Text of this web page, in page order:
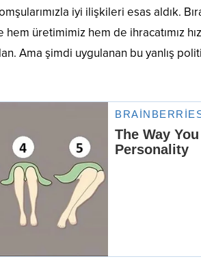
iyi ilişkileri esas aldık.
üretimimiz hem de ihracatımız
Ama şimdi uygulanan bu yanlış